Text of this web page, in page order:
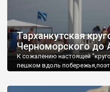
Тарханкутская
Черноморского до
К сожалению настоящей
пешком вдоль